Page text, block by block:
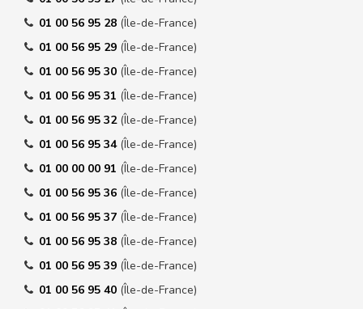
01 00 56 95 28 (Île-de-France)
01 00 56 95 29 (Île-de-France)
01 00 56 95 30 (Île-de-France)
01 00 56 95 31 (Île-de-France)
01 00 56 95 32 (Île-de-France)
01 00 56 95 34 (Île-de-France)
01 00 00 00 91 (Île-de-France)
01 00 56 95 36 (Île-de-France)
01 00 56 95 37 (Île-de-France)
01 00 56 95 38 (Île-de-France)
01 00 56 95 39 (Île-de-France)
01 00 56 95 40 (Île-de-France)